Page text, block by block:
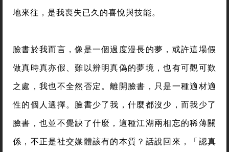
地來往，是我喪失已久的喜悅與技能。
臉書於我而言，像是一個過度漫長的夢，或許這場假
做真時真亦假、難以辨明真偽的夢境，也有可觀可歎
之處，我也不全然否定。離開臉書，只是一種適材適
性的個人選擇。臉書少了我，什麼都沒少，而我少了
臉書，也並不覺缺了什麼，這種江湖兩相忘的稀薄關
係，不正是社交媒體該有的本質？話說回來，「認真